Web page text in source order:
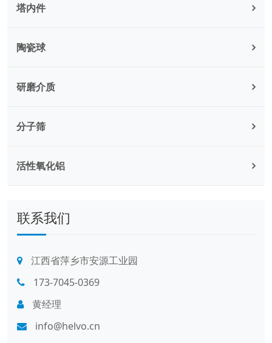
塔内件
陶瓷球
研磨介质
分子筛
活性氧化铝
联系我们
江西省萍乡市安源工业园
173-7045-0369
黄经理
info@helvo.cn